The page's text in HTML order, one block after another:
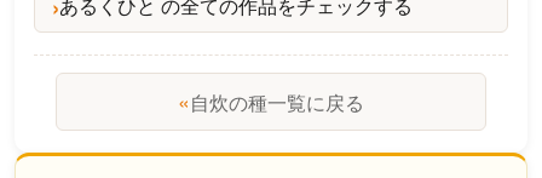
あるくひと の全ての作品をチェックする
«自炊の種一覧に戻る